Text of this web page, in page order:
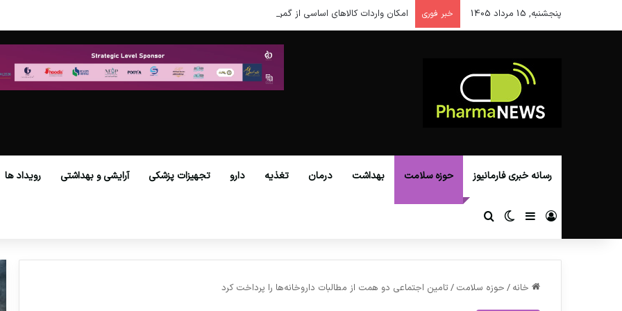
پنجشنبه, 15 مرداد 1405 خبر فوری امکان واردات کالاهای اساسی از گمرکات همه استان‌ها فراهم شد.
رسانه خبری فارمانیوز حوزه سلامت بهداشت درمان تغذیه دارو تجهیزات پزشکی آرایشی و بهداشتی رویداد ها
ورود سایدبارتغییر پوسته
خانه / حوزه سلامت / تامین اجتماعی دو همت از مطالبات داروخانه‌ها را پرداخت کرد